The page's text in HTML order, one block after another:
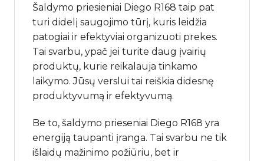
Šaldymo priesieniai Diego R168 taip pat
turi didelį saugojimo tūrį, kuris leidžia
patogiai ir efektyviai organizuoti prekes.
Tai svarbu, ypač jei turite daug įvairių
produktų, kurie reikalauja tinkamo
laikymo. Jūsų verslui tai reiškia didesnę
produktyvumą ir efektyvumą.
Be to, šaldymo prieseniai Diego R168 yra
energiją taupanti įranga. Tai svarbu ne tik
išlaidų mažinimo požiūriu, bet ir